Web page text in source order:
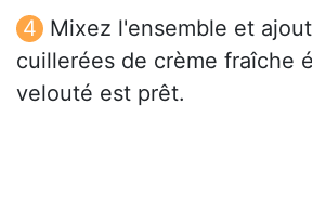
Mixez l'ensemble et
cuillerées de crème fraîche
velouté est prêt.